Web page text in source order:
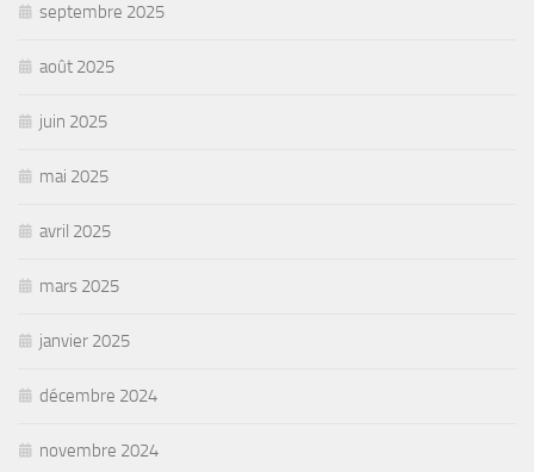
septembre 2025
août 2025
juin 2025
mai 2025
avril 2025
mars 2025
janvier 2025
décembre 2024
novembre 2024